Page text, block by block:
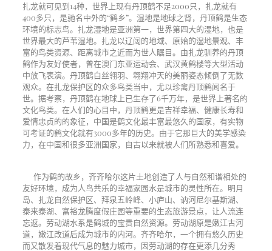
扎龙就可见到14种，世界上现有丹顶鹤不足2000只，扎龙就有
400多只，是驰名中外的“鹤乡”。湿地是地球之肾，丹顶鹤是生态
环境的标志鸟。扎龙湿地是亚洲第一，世界第四大的湿地，也是
世界最大的芦苇湿地。扎龙以辽阔的地域、原始的湿地景观、丰
富的鸟类资源、距离城市之近而为世人瞩目。由扎龙驯养的丹顶
鹤作为友好使者，曾在澳门东亚运动会、武汉黄鹤楼等大型活动
中放飞表演。丹顶鹤白丝翎羽、翱翔冲天的美丽姿态倾倒了无数
观众。在扎龙保护区的众多鸟类当中，尤以珍禽丹顶鹤闻名于
世。据考察，丹顶鹤在地球上已生存了6千万年，是世界上著名的
文化鸟类。在人们的心目中，丹顶鹤更是吉祥幸福、健康长寿和
爱情忠贞的的象征，中国是鹤文化最丰富最悠久的国家，有实物
可考证的鹤文化就有3000多年的历史。由于它那巨大的美学感染
力，在中国和很多亚洲国家，自古以来就被人们所熟悉和喜爱。
作为鹤的故乡，齐齐哈尔这片土地创造了人与自然和谐相处的
友好环境，成为人鸟共乐的幸福家园水是城市的灵性所在。明月
岛、扎龙自然保护区、拜泉五岭峰、小庐山、讷河尼尔基斯湖、
泰来泰湖、富裕龙腾度假庄园等重要的生态旅游景点，让人流连
忘返。劳动湖水系是鹤城的宝贵自然资源。劳动湖原是嫩江古河
道，嫩江改道后成为城市的内河。齐齐哈尔，一个拥有悠久历史
而又散发着现代气息的魅力城市，因劳动湖的存在更添几分秀